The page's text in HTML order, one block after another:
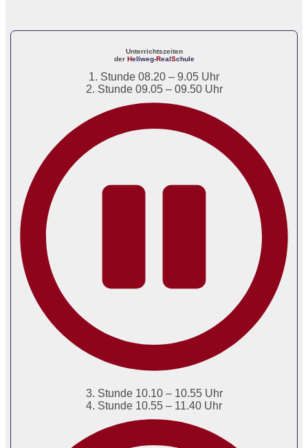
Unterrichtszeiten
der Hellweg-RealSchule
1. Stunde 08.20 – 9.05 Uhr
2. Stunde 09.05 – 09.50 Uhr
3. Stunde 10.10 – 10.55 Uhr
4. Stunde 10.55 – 11.40 Uhr